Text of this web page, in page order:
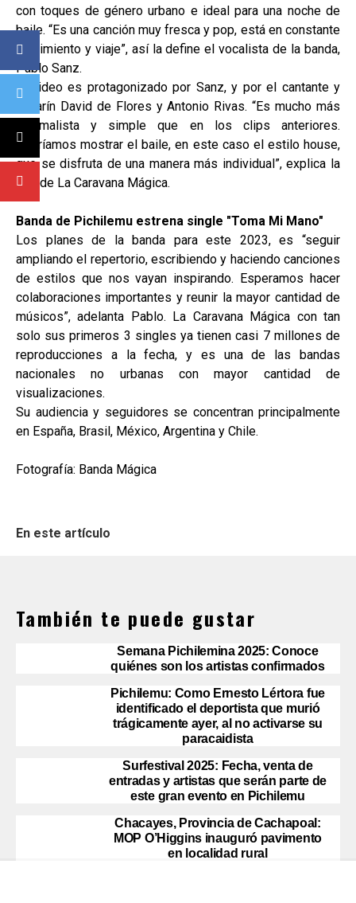
con toques de género urbano e ideal para una noche de
baile. “Es una canción muy fresca y pop, está en constante
movimiento y viaje”, así la define el vocalista de la banda,
Pablo Sanz.
El video es protagonizado por Sanz, y por el cantante y
bailarín David de Flores y Antonio Rivas. “Es mucho más
minimalista y simple que en los clips anteriores.
Queríamos mostrar el baile, en este caso el estilo house,
que se disfruta de una manera más individual”, explica la
voz de La Caravana Mágica.
Banda de Pichilemu estrena single "Toma Mi Mano"
Los planes de la banda para este 2023, es “seguir
ampliando el repertorio, escribiendo y haciendo canciones
de estilos que nos vayan inspirando. Esperamos hacer
colaboraciones importantes y reunir la mayor cantidad de
músicos”, adelanta Pablo. La Caravana Mágica con tan
solo sus primeros 3 singles ya tienen casi 7 millones de
reproducciones a la fecha, y es una de las bandas
nacionales no urbanas con mayor cantidad de
visualizaciones.
Su audiencia y seguidores se concentran principalmente
en España, Brasil, México, Argentina y Chile.
Fotografía: Banda Mágica
En este artículo
También te puede gustar
Semana Pichilemina 2025: Conoce
quiénes son los artistas confirmados
Pichilemu: Como Ernesto Lértora fue
identificado el deportista que murió
trágicamente ayer, al no activarse su
paracaidista
Surfestival 2025: Fecha, venta de
entradas y artistas que serán parte de
este gran evento en Pichilemu
Chacayes, Provincia de Cachapoal:
MOP O’Higgins inauguró pavimento
en localidad rural